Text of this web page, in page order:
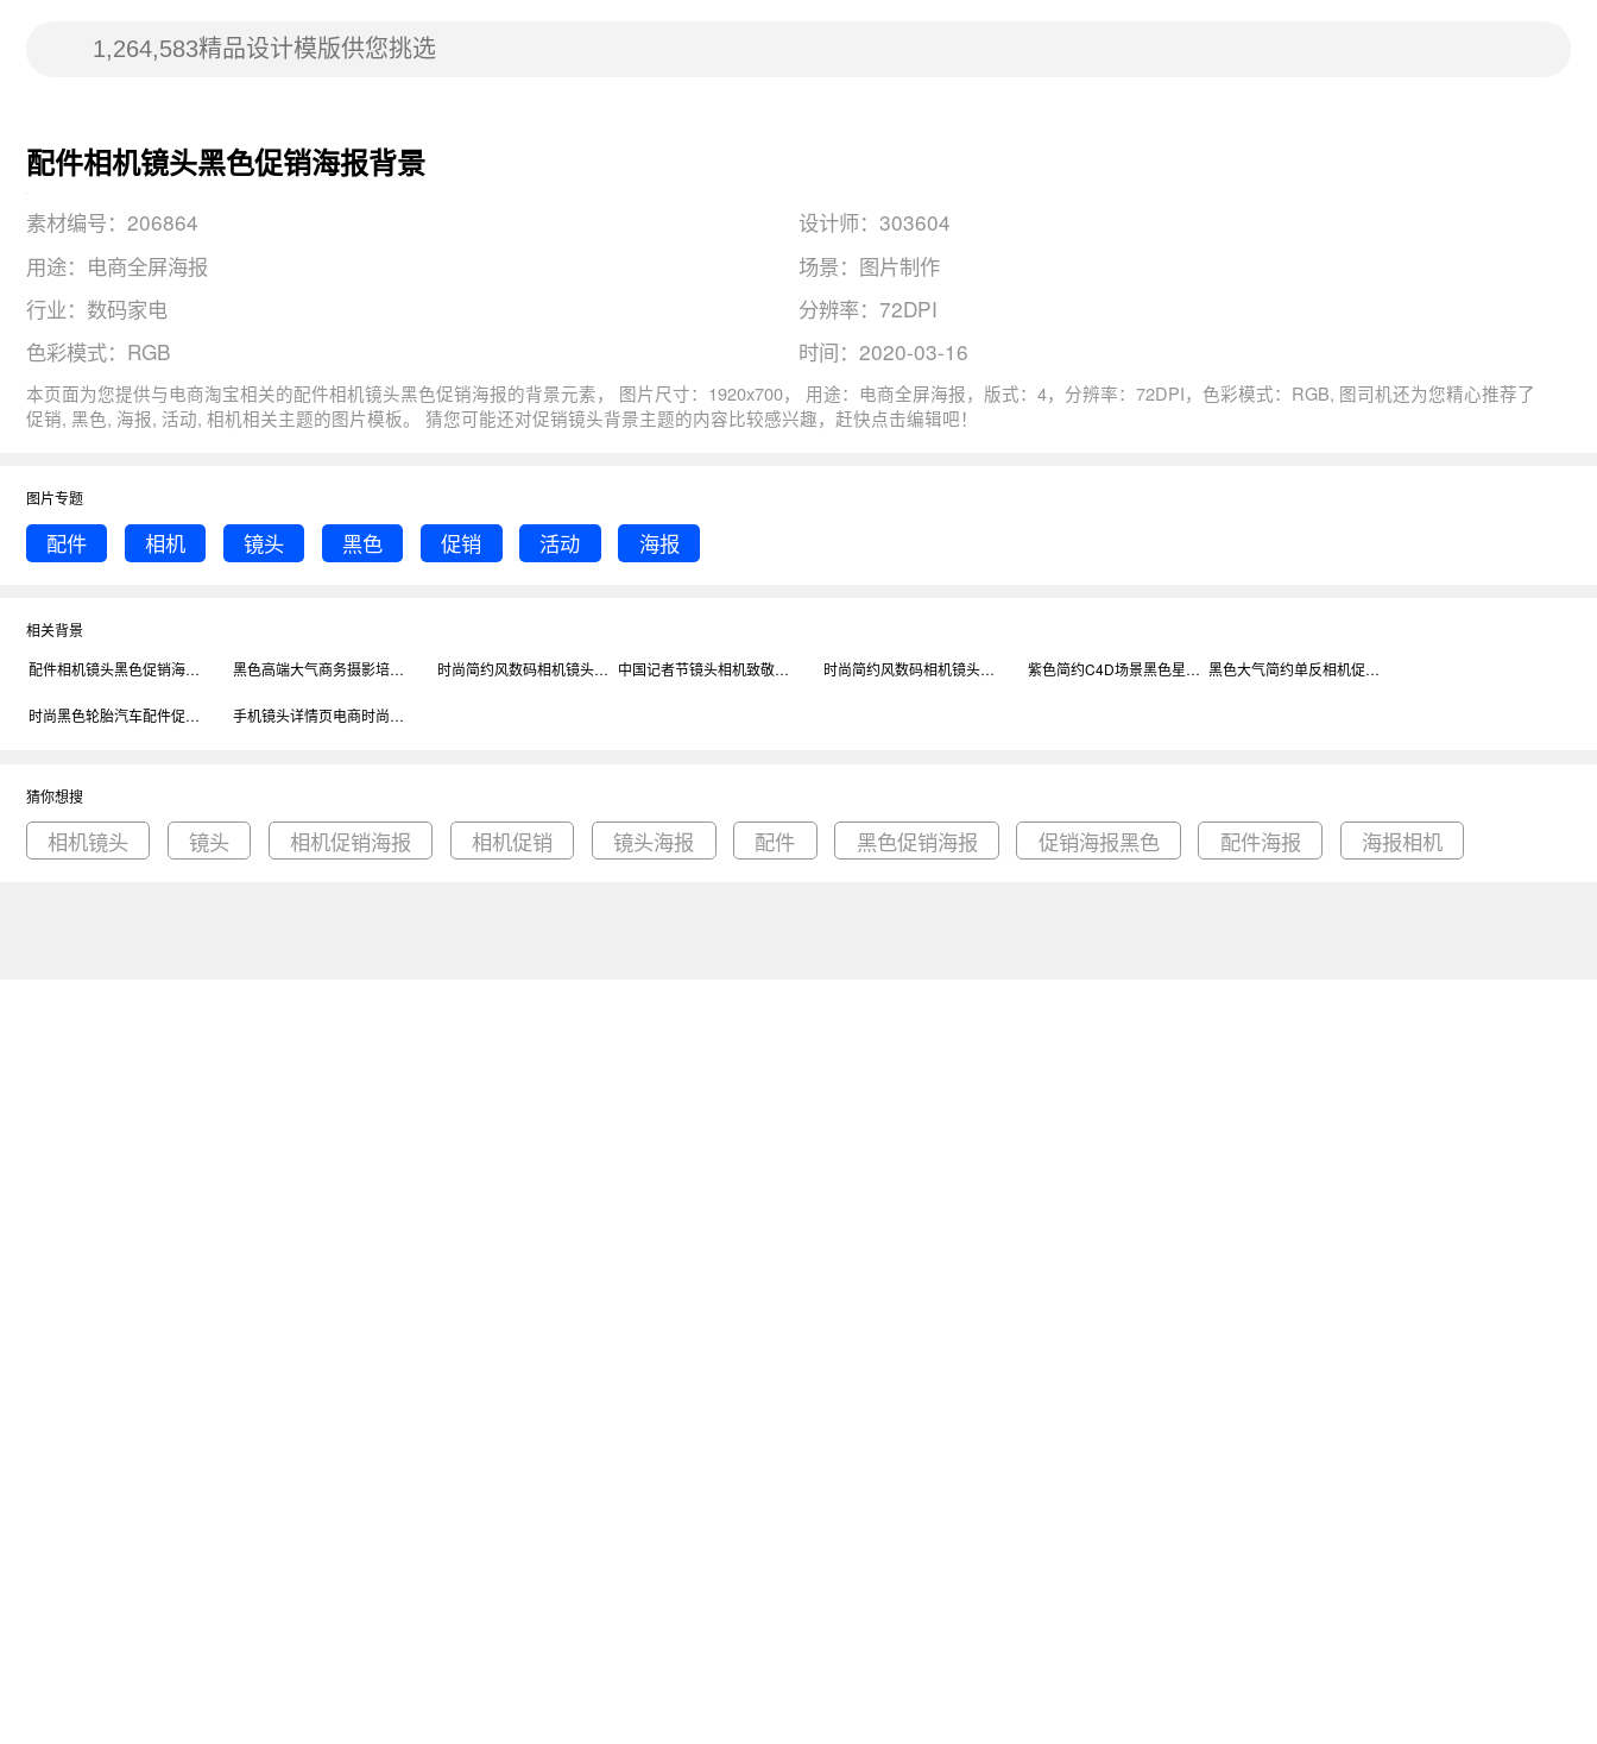
配件相机镜头黑色促销海报背景
素材编号：206864
设计师：303604
用途：电商全屏海报
场景：图片制作
行业：数码家电
分辨率：72DPI
色彩模式：RGB
时间：2020-03-16
本页面为您提供与电商淘宝相关的配件相机镜头黑色促销海报的背景元素， 图片尺寸：1920x700， 用途：电商全屏海报，版式：4，分辨率：72DPI，色彩模式：RGB, 图司机还为您精心推荐了
促销, 黑色, 海报, 活动, 相机相关主题的图片模板。 猜您可能还对促销镜头背景主题的内容比较感兴趣，赶快点击编辑吧！
图片专题
配件 相机 镜头 黑色 促销 活动 海报
相关背景
配件相机镜头黑色促销海报背景
黑色高端大气商务摄影培训照相机摄影机镜头海报背景 时尚简约风数码相机镜头淘宝直通车图片背景 中国记者节镜头相机致敬H5启动页背景 时尚简约风数码相机镜头淘宝直通车图片背景 紫色简约C4D场景黑色星期五相机促销海报背景 黑色大气简约单反相机促销印刷海报模板背景
时尚黑色轮胎汽车配件促销海报背景 手机镜头详情页电商时尚简约大气黑色背景
猜你想搜
相机镜头 镜头 相机促销海报 相机促销 镜头海报 配件 黑色促销海报 促销海报黑色 配件海报 海报相机